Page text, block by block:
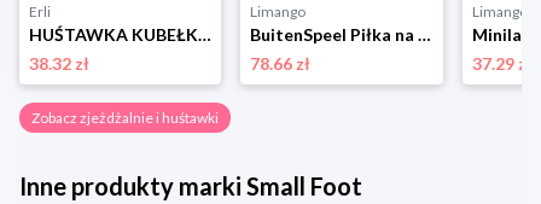
Erli
HUŚTAWKA KUBEŁKOWA PLASTIKOWA MIX kolorów
38.32 zł
Limango
BuitenSpeel Piłka na futrynę drzwi - 6+ rozmiar: onesize
78.66 zł
Limango
37.29 zł
Zobacz zjeżdżalnie i huśtawki
Inne produkty marki Small Foot